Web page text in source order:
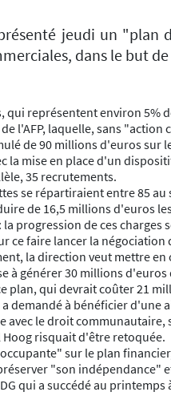
présenté jeudi un
dans le but
qui représentent environ 5%
l'AFP, laquelle, sans
de 90 millions d'euros sur
la mise en place d'un
35 recrutements.
se répartiraient entre 85
de 16,5 millions d'euros
progression de ces charges
ce faire lancer la négociation
la direction veut mettre
à générer 30 millions
plan, qui devrait coûter 21
demandé à bénéficier
avec le droit
risquait d'être retoquée.
sur le plan
"son
qui a succédé au